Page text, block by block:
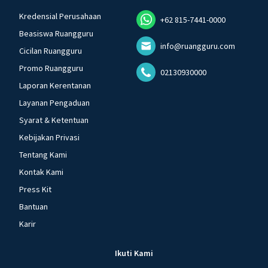
Kredensial Perusahaan
Beasiswa Ruangguru
Cicilan Ruangguru
Promo Ruangguru
Laporan Kerentanan
Layanan Pengaduan
Syarat & Ketentuan
Kebijakan Privasi
Tentang Kami
Kontak Kami
Press Kit
Bantuan
Karir
+62 815-7441-0000
info@ruangguru.com
02130930000
Ikuti Kami